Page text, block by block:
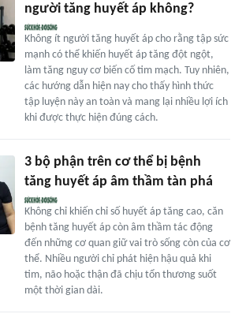
người tăng huyết áp không?
Không ít người tăng huyết áp cho rằng tập sức
mạnh có thể khiến huyết áp tăng đột ngột,
làm tăng nguy cơ biến cố tim mạch. Tuy nhiên,
các hướng dẫn hiện nay cho thấy hình thức
tập luyện này an toàn và mang lại nhiều lợi ích
khi được thực hiện đúng cách.
3 bộ phận trên cơ thể bị bệnh
tăng huyết áp âm thầm tàn phá
Không chỉ khiến chỉ số huyết áp tăng cao, căn
bệnh tăng huyết áp còn âm thầm tác động
đến những cơ quan giữ vai trò sống còn của cơ
thể. Nhiều người chỉ phát hiện hậu quả khi
tim, não hoặc thận đã chịu tổn thương suốt
một thời gian dài.